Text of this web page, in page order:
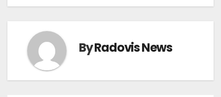
ByRadovis News